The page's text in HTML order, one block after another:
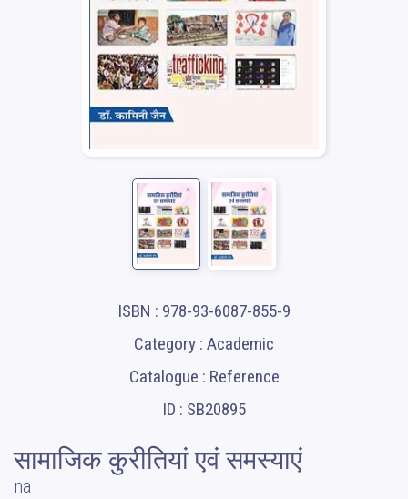
ISBN : 978-93-6087-855-9
Category : Academic
Catalogue : Reference
ID : SB20895
सामाजिक कुरीतियां एवं समस्याएं
na